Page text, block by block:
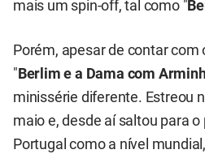
mais um spin-off, tal como "
Porém, apesar de contar com
" Berlim e a Dama com
minissérie diferente. Estreou
maio e, desde aí saltou para
Portugal como a nível